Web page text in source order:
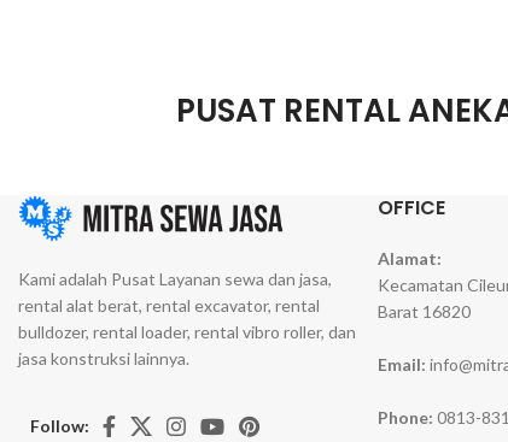
PUSAT RENTAL
Kami adalah Pusat Layanan sewa dan jasa,
rental alat berat, rental excavator, rental
bulldozer, rental loader, rental vibro roller, dan
jasa konstruksi lainnya.
Follow:
OFFICE
Alamat:
Kecamatan
Barat 16820
Email:
Phone: 0813-